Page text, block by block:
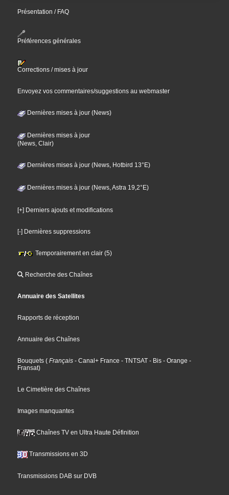
Présentation / FAQ
Préférences générales
Corrections / mises à jour
Envoyez vos commentaires/suggestions au webmaster
Dernières mises à jour (News)
Dernières mises à jour
(News, Clair)
Dernières mises à jour (News, Hotbird 13°E)
Dernières mises à jour (News, Astra 19,2°E)
[+] Derniers ajouts et modifications
[-] Dernières suppressions
Temporairement en clair (5)
Recherche des Chaînes
Annuaire des Satellites
Rapports de réception
Annuaire des Chaînes
Bouquets ( Français - Canal+ France - TNTSAT - Bis - Orange -
Fransat)
Le Cimetière des Chaînes
Images manquantes
Chaînes TV en Ultra Haute Définition
Transmissions en 3D
Transmissions DAB sur DVB